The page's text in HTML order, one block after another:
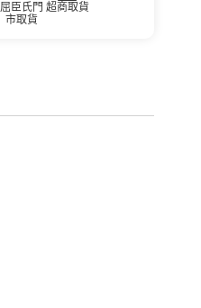
屈臣氏門
市取貨
超商取貨